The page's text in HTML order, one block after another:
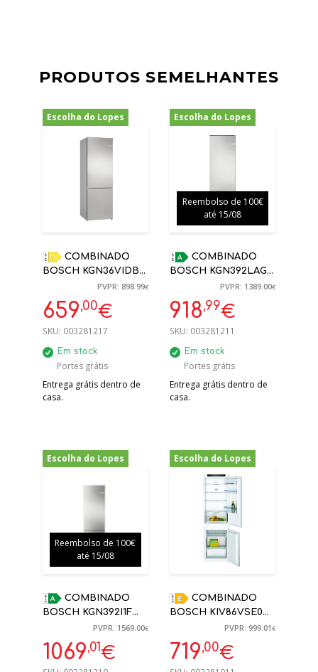
PRODUTOS SEMELHANTES
Escolha do Lopes
-27%
COMBINADO
BOSCH KGN36VIDB
INOX NO FROST
1860X600X660MM D
PVPR: 898.99€
659,00€
SKU: 003281217
Em stock
Portes grátis
Entrega grátis dentro de
casa.
Escolha do Lopes
-34%
Reembolso de 100€
até 15/08
COMBINADO
BOSCH KGN392LAG
NOFROST 363 L
203X60X66,5CM A
INOX
PVPR: 1389.00€
918,99€
SKU: 003281211
Em stock
Portes grátis
Entrega grátis dentro de
casa.
Escolha do Lopes
-32%
Reembolso de 100€
até 15/08
COMBINADO
BOSCH KGN392I1F
NOFROST 204 X 60 X
66,5CM 363 L
PVPR: 1569.00€
1069,01€
Escolha do Lopes
-28%
COMBINADO
BOSCH KIV86VSE0
LOW FROST (E)
ENCASTRE 177,5
X54,1X54,8 CM
PVPR: 999.01€
719,00€